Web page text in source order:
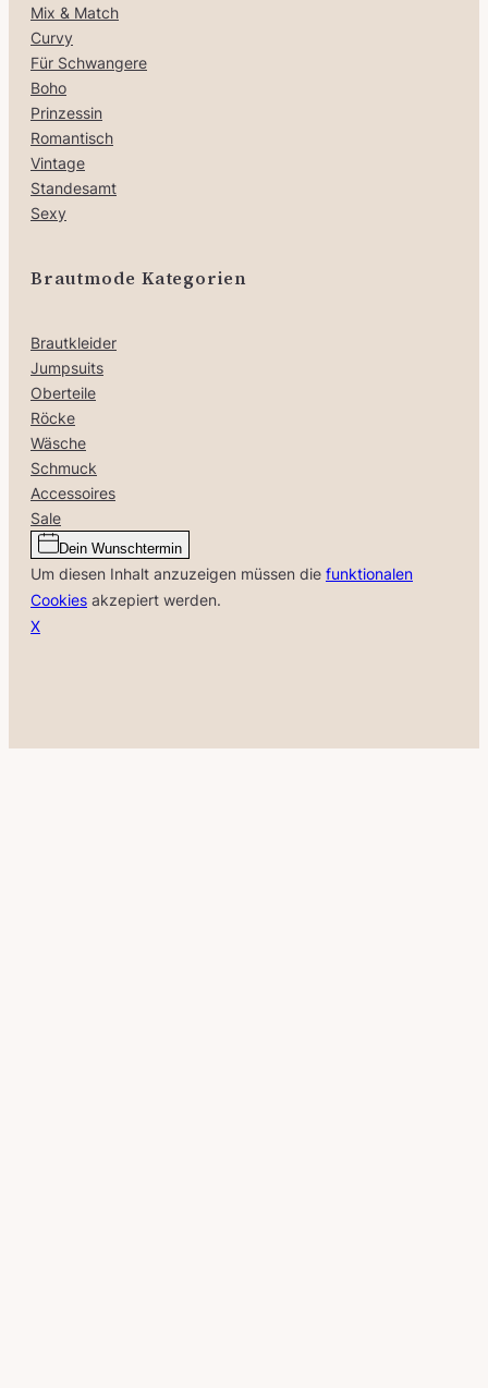
Mix & Match
Curvy
Für Schwangere
Boho
Prinzessin
Romantisch
Vintage
Standesamt
Sexy
Brautmode Kategorien
Brautkleider
Jumpsuits
Oberteile
Röcke
Wäsche
Schmuck
Accessoires
Sale
Dein Wunschtermin
Um diesen Inhalt anzuzeigen müssen die funktionalen
Cookies akzepiert werden.
X